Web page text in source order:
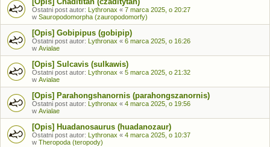
Ostatni post autor: Lythronax « 7 marca 2025, o 20:27
w Sauropodomorpha (zauropodomorfy)
[Opis] Gobipipus (gobipip)
Ostatni post autor: Lythronax « 6 marca 2025, o 16:26
w Avialae
[Opis] Sulcavis (sulkawis)
Ostatni post autor: Lythronax « 5 marca 2025, o 21:32
w Avialae
[Opis] Parahongshanornis (parahongszanornis)
Ostatni post autor: Lythronax « 4 marca 2025, o 19:56
w Avialae
[Opis] Huadanosaurus (huadanozaur)
Ostatni post autor: Lythronax « 4 marca 2025, o 10:37
w Theropoda (teropody)